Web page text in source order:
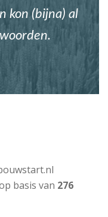
kon (bijna) al
basis van 276